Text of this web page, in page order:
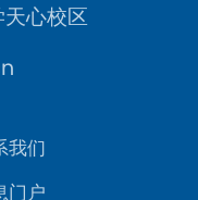
心校区
我们
门户